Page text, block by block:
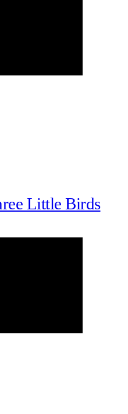
Little Birds